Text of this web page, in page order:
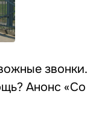
звонки.
Анонс «Со